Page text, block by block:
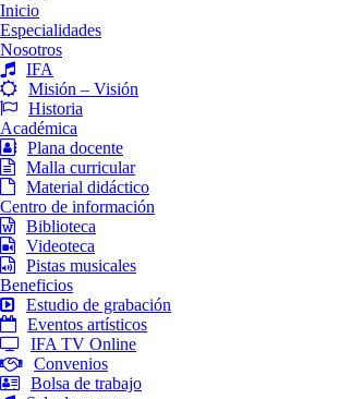
Inicio
Especialidades
Nosotros
IFA
Misión – Visión
Historia
Académica
Plana docente
Malla curricular
Material didáctico
Centro de información
Biblioteca
Videoteca
Pistas musicales
Beneficios
Estudio de grabación
Eventos artísticos
IFA TV Online
Convenios
Bolsa de trabajo